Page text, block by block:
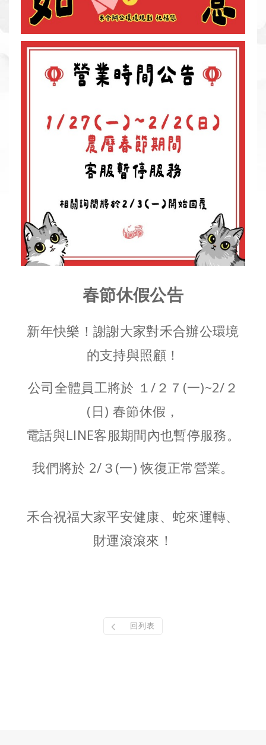
春節休假公告
新年快樂！謝謝大家對禾合辦公環境
的支持與照顧！
公司全體員工將於 １/２７(一)~2/２
(日) 春節休假，
電話與LINE客服期間內也暫停服務。
我們將於 2/３(一) 恢復正常營業。
禾合祝福大家平安健康、蛇來運轉、
財運滾滾來！
回列表